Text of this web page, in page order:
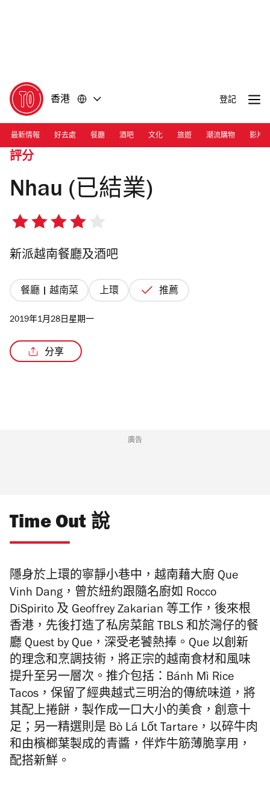
香港 登記
最新情報 好去處 餐廳 酒吧 文化 旅遊 潮流購物 影片
評分
Nhau (已結業)
4/5
新派越南餐廳及酒吧
餐廳 | 越南菜 上環 推薦
2019年1月28日星期一
分享
廣告
Time Out 說
隱身於上環的寧靜小巷中， 越南藉大廚 Que
Vinh Dang， 曾於紐約跟隨名廚如 Rocco
DiSpirito 及 Geoffrey Zakarian 等工作，後來根
香港，先後打造了私房菜館 TBLS 和於灣仔的餐
廳 Quest by Que，深受老饕熱捧。 Que 以創新
的理念和烹調技術，將正宗的越南食材和風味
提升至另一層次。推介包括： Bánh Mì Rice
Tacos ，保留了經典越式三明治的傳統味道， 將
其配上捲餅，製作成一口大小的美食，創意十
足； 另一精選則是 Bò Lá Lốt Tartare ，以碎牛肉
和由檳榔葉製成的青醬， 伴炸牛筋薄脆享用，
配搭新鮮。